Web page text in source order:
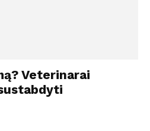
Veterinarai